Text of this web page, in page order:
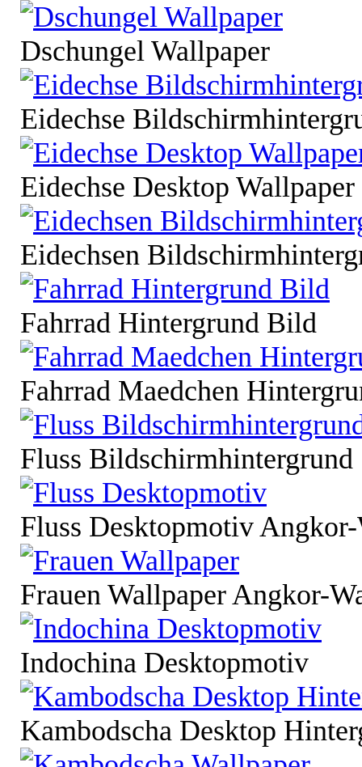
Dschungel Wallpaper
Eidechse
Eidechse Desktop Wallpaper
Eidechsen
Fahrrad Hintergrund Bild
Fahrrad Maedchen
Fluss Bildschirmhintergrund
Fluss Desktopmotiv
Frauen Wallpaper Angkor-
Indochina Desktopmotiv
Kambodscha Desktop